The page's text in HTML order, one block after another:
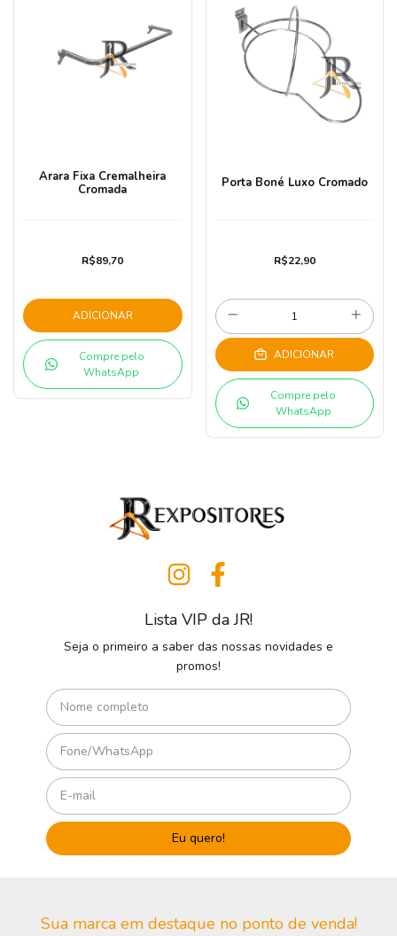
Arara Fixa Cremalheira
Cromada
R$89,70
ADICIONAR
Compre pelo
WhatsApp
Porta Boné Luxo Cromado
R$22,90
ADICIONAR
Compre pelo
WhatsApp
Lista VIP da JR!
Seja o primeiro a saber das nossas novidades e
promos!
Sua marca em destaque no ponto de venda!